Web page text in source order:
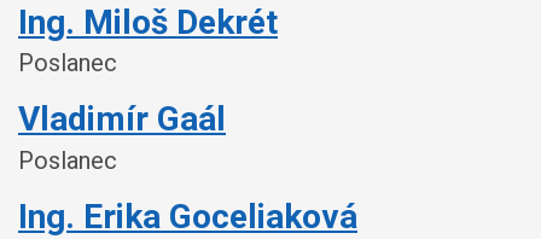
Ing. Miloš Dekrét
Poslanec
Vladimír Gaál
Poslanec
Ing. Erika Goceliaková